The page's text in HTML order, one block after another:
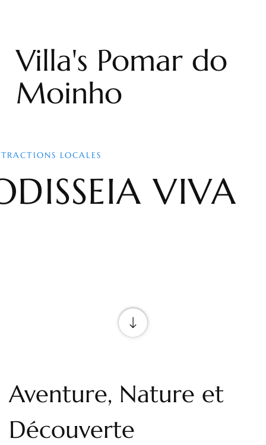
Villa's Pomar do
Moinho
LOCALES
VIVA
Aventure, Nature et
Découverte